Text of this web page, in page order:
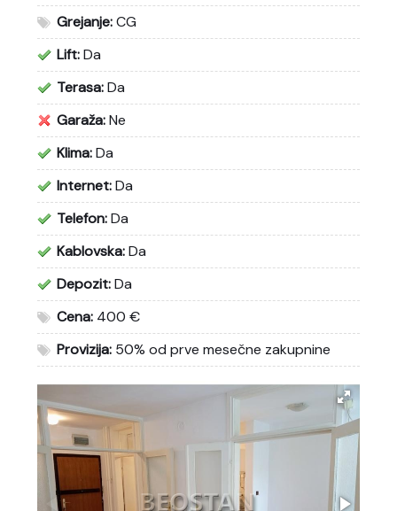
Grejanje:CG
Lift:Da
Terasa:Da
Garaža:Ne
Klima:Da
Internet:Da
Telefon:Da
Kablovska:Da
Depozit:Da
Cena: 400 €
Provizija: 50% od prve mesečne zakupnine